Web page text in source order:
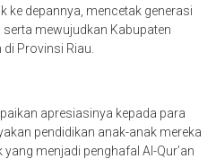
ke depannya, mencetak generasi
serta mewujudkan Kabupaten
Provinsi Riau.
apresiasinya kepada para
pendidikan anak-anak mereka
menjadi penghafal Al-Qur’an